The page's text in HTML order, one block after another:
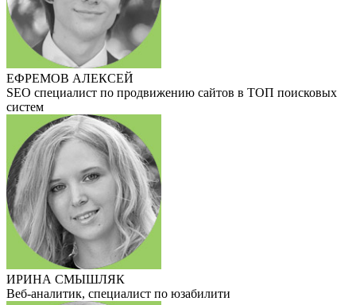
ЕФРЕМОВ АЛЕКСЕЙ
SEO специалист по продвижению сайтов в ТОП поисковых
систем
ИРИНА СМЫШЛЯК
Веб-аналитик, специалист по юзабилити